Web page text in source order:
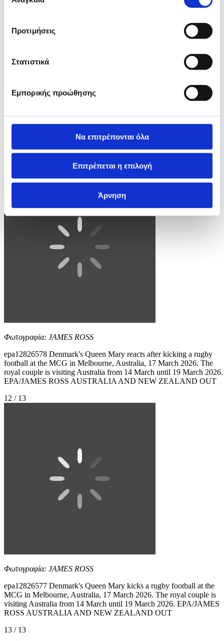
Προτιμήσεις
Στατιστικά
Εμπορικής προώθησης
Να επιτρέπονται όλα
Επιτρέπεται η επιλογή
Άρνηση
epa12826579 Denmark's Queen Mary kicks a rugby football at the
MCG in Melbourne, Australia, 17 March 2026. The royal couple is
visiting Australia from 14 March until 19 March 2026. EPA/JAMES
ROSS AUSTRALIA AND NEW ZEALAND OUT
Φωτογραφία: JAMES ROSS
epa12826578 Denmark's Queen Mary reacts after kicking a rugby
football at the MCG in Melbourne, Australia, 17 March 2026. The
royal couple is visiting Australia from 14 March until 19 March 2026.
EPA/JAMES ROSS AUSTRALIA AND NEW ZEALAND OUT
12 / 13
Φωτογραφία: JAMES ROSS
epa12826577 Denmark's Queen Mary kicks a rugby football at the
MCG in Melbourne, Australia, 17 March 2026. The royal couple is
visiting Australia from 14 March until 19 March 2026. EPA/JAMES
ROSS AUSTRALIA AND NEW ZEALAND OUT
13 / 13